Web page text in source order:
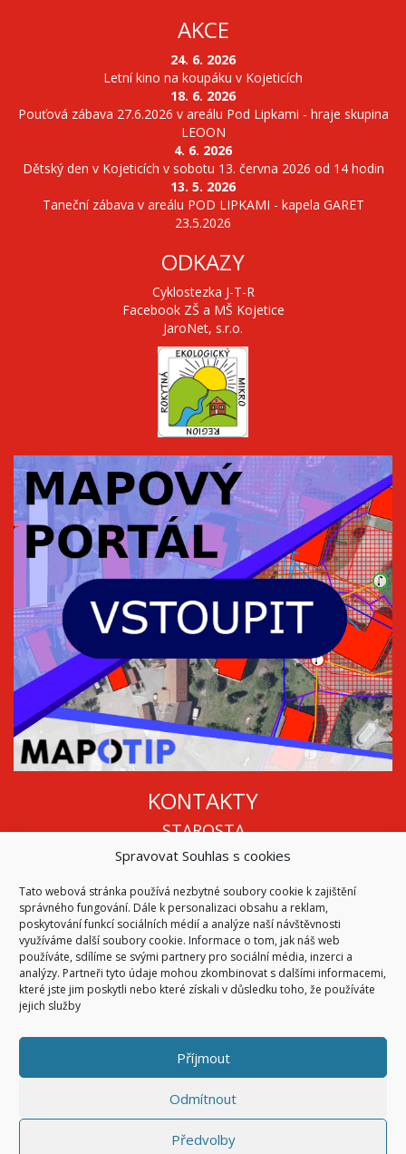
Spravovat Souhlas s cookies
Tato webová stránka používá nezbytné soubory cookie k zajištění
správného fungování. Dále k personalizaci obsahu a reklam,
poskytování funkcí sociálních médií a analýze naší návštěvnosti
využíváme další soubory cookie. Informace o tom, jak náš web
používáte, sdílíme se svými partnery pro sociální média, inzerci a
analýzy. Partneři tyto údaje mohou zkombinovat s dalšími informacemi,
které jste jim poskytli nebo které získali v důsledku toho, že používáte
jejich služby
Příjmout
Odmítnout
Předvolby
AKCE
24. 6. 2026
Letní kino na koupáku v Kojeticích
18. 6. 2026
Pouťová zábava 27.6.2026 v areálu Pod Lipkami - hraje skupina
LEOON
4. 6. 2026
Dětský den v Kojeticích v sobotu 13. června 2026 od 14 hodin
13. 5. 2026
Taneční zábava v areálu POD LIPKAMI - kapela GARET
23.5.2026
ODKAZY
Cyklostezka J-T-R
Facebook ZŠ a MŠ Kojetice
JaroNet, s.r.o.
KONTAKTY
STAROSTA
Mgr. Roman Vala
info@oukojetice.cz
ÚŘEDNÍ HODINY
Po, St: 15:30 - 16:30
Všechny kontakty | Kde nás najdete
© 2026Obec Kojetice na Moravě
Všechna práva vyhrazena
Code & Design bySymphony Digital